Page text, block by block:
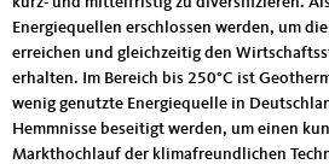
Energiequellen erschlossen werden, um
erreichen und gleichzeitig den
erhalten. Im Bereich bis 250°C ist
wenig genutzte Energiequelle in
Hemmnisse beseitigt werden, um einen
Markthochlauf der klimafreundlichen